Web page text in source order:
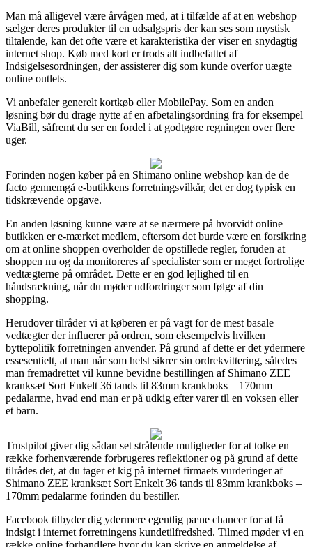
Man må alligevel være årvågen med, at i tilfælde af at en webshop
sælger deres produkter til en udsalgspris der kan ses som mystisk
tiltalende, kan det ofte være et karakteristika der viser en snydagtig
internet shop. Køb med kort er trods alt indbefattet af
Indsigelsesordningen, der assisterer dig som kunde overfor uægte
online outlets.
Vi anbefaler generelt kortkøb eller MobilePay. Som en anden
løsning bør du drage nytte af en afbetalingsordning fra for eksempel
ViaBill, såfremt du ser en fordel i at godtgøre regningen over flere
uger.
Forinden nogen køber på en Shimano online webshop kan de de
facto gennemgå e-butikkens forretningsvilkår, det er dog typisk en
tidskrævende opgave.
En anden løsning kunne være at se nærmere på hvorvidt online
butikken er e-mærket medlem, eftersom det burde være en forsikring
om at online shoppen overholder de opstillede regler, foruden at
shoppen nu og da monitoreres af specialister som er meget fortrolige
vedtægterne på området. Dette er en god lejlighed til en
håndsrækning, når du møder udfordringer som følge af din
shopping.
Herudover tilråder vi at køberen er på vagt for de mest basale
vedtægter der influerer på ordren, som eksempelvis hvilken
byttepolitik forretningen anvender. På grund af dette er det ydermere
essesentielt, at man når som helst sikrer sin ordrekvittering, således
man fremadrettet vil kunne bevidne bestillingen af Shimano ZEE
kranksæt Sort Enkelt 36 tands til 83mm krankboks – 170mm
pedalarme, hvad end man er på udkig efter varer til en voksen eller
et barn.
Trustpilot giver dig sådan set strålende muligheder for at tolke en
række forhenværende forbrugeres reflektioner og på grund af dette
tilrådes det, at du tager et kig på internet firmaets vurderinger af
Shimano ZEE kranksæt Sort Enkelt 36 tands til 83mm krankboks –
170mm pedalarme forinden du bestiller.
Facebook tilbyder dig ydermere egentlig pæne chancer for at få
indsigt i internet forretningens kundetilfredshed. Tilmed møder vi en
række online forhandlere hvor du kan skrive en anmeldelse af